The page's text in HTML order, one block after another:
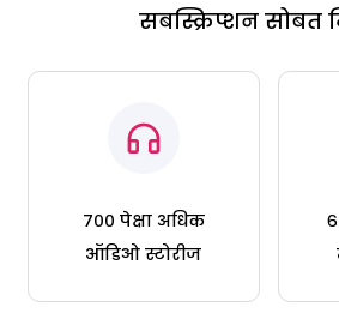
सबस्क्रिप्शन सोबत
७०० पेक्षा अधिक
ऑडिओ स्टोरीज